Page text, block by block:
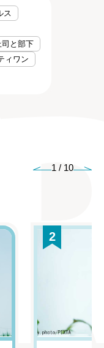
ス
司と部下
ィワン
1 / 10
2